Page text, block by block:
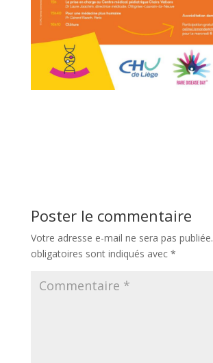
Poster le commentaire
Votre adresse e-mail ne sera pas publiée.
obligatoires sont indiqués avec *